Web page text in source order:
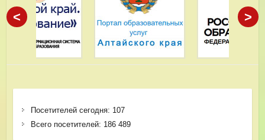
< >
Посетителей сегодня: 107
Всего посетителей: 186 489